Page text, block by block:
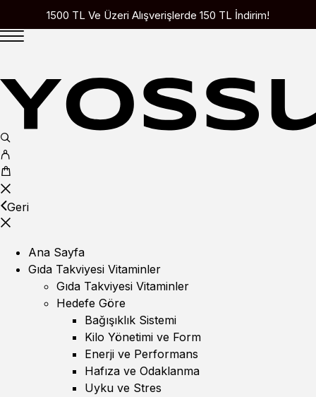
1500 TL Ve Üzeri Alışverişlerde 150 TL İndirim!
Geri
Ana Sayfa
Gıda Takviyesi Vitaminler
Gıda Takviyesi Vitaminler
Hedefe Göre
Bağışıklık Sistemi
Kilo Yönetimi ve Form
Enerji ve Performans
Hafıza ve Odaklanma
Uyku ve Stres